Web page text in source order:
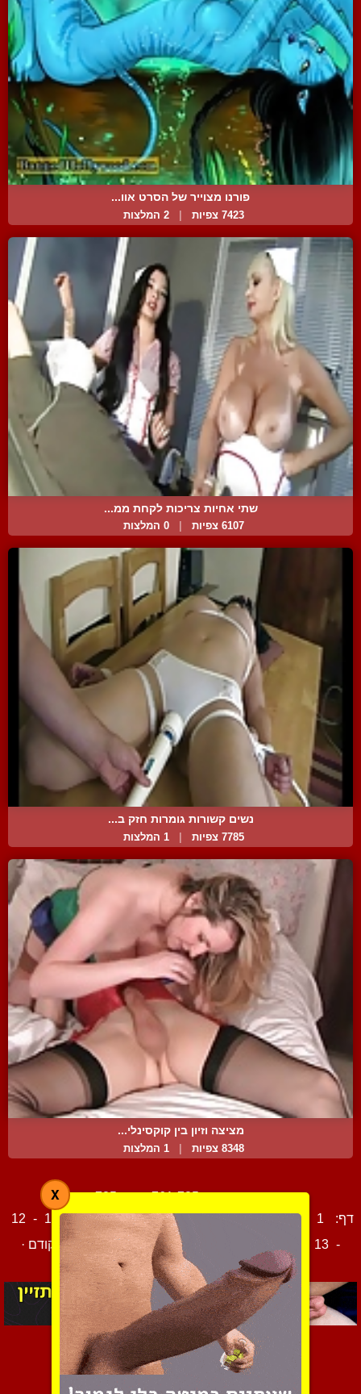
פורנו מצוייר של הסרט אוו...
7423 צפיות | 2 המלצות
שתי אחיות צריכות לקחת ממ...
6107 צפיות 0 המלצות
נשים קשורות גומרות חזק ב...
7785 צפיות 1 המלצות
מציצה וזיון בין קוקסינלי...
8348 צפיות | 1 המלצות
מציג סרטים 761-785 מתוך 785
דף:
1
-
7
-
8
-
9
-
10
-
11
-
12
-
13
17
-
18
-
19
-
20 הקודם ·
צור קשר
X